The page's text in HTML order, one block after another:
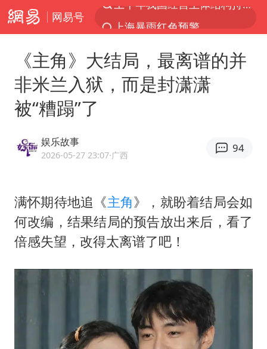
网易号
《披荆斩棘2026》阵容官宣
白海豚北上或致京津冀暴雨
王艺迪无缘横滨赛决赛
女子发现前夫婚内与第三者育子
王艺迪2-4不敌张本美和止步4强
泰国：高度重视中国游客旅游体验
2025年小学教师减少13.19万
上海大部迎大暴雨
《龙餐馆》 冲奖
《主角》大结局，最离谱的并
非米兰入狱，而是封潇潇
被“糟蹋”了
娱乐故事
2026-05-27 23:07·广西
94
满怀期待地追《主角》，就盼着结局会如
何改编，结果结局的预告放出来后，看了
倍感失望，改得太离谱了吧！